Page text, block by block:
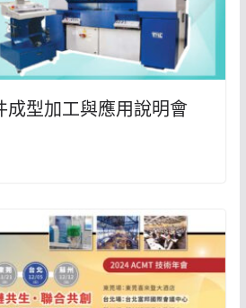
成型加工與應用說明會